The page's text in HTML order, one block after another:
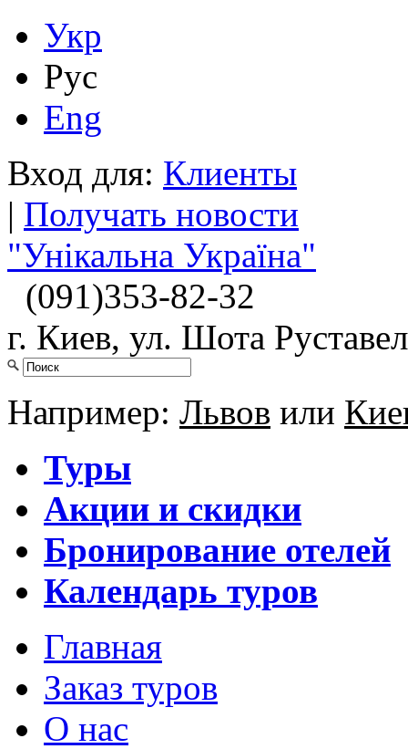
Укр
Рус
Eng
Вход для: Клиенты
| Получать новости
"Унікальна Україна"
(091)353-82-32
г. Киев, ул. Шота
Например: Львов или
Туры
Акции и скидки
Бронирование отелей
Календарь туров
Главная
Заказ туров
О нас